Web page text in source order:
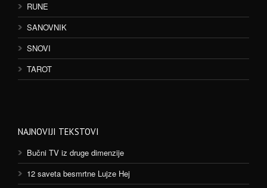
RUNE
SANOVNIK
SNOVI
TAROT
NAJNOVIJI TEKSTOVI
Bučni TV iz druge dimenzije
12 saveta besmrtne Lujze Hej